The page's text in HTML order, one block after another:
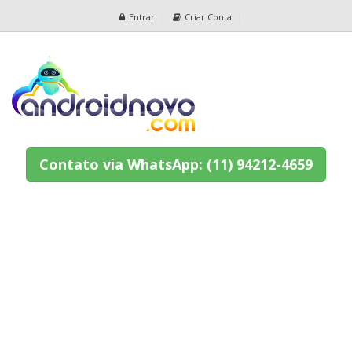
Entrar Criar Conta
Contato via WhatsApp: (11) 94212-4659